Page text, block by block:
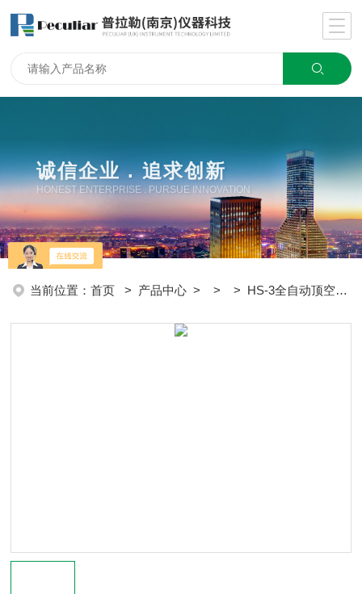
诚信企业 . 追求创新
HONEST ENTERPRISE . PURSUE INNOVATION
当前位置：首页 > 产品中心 > > > HS-3全自动顶空进样器